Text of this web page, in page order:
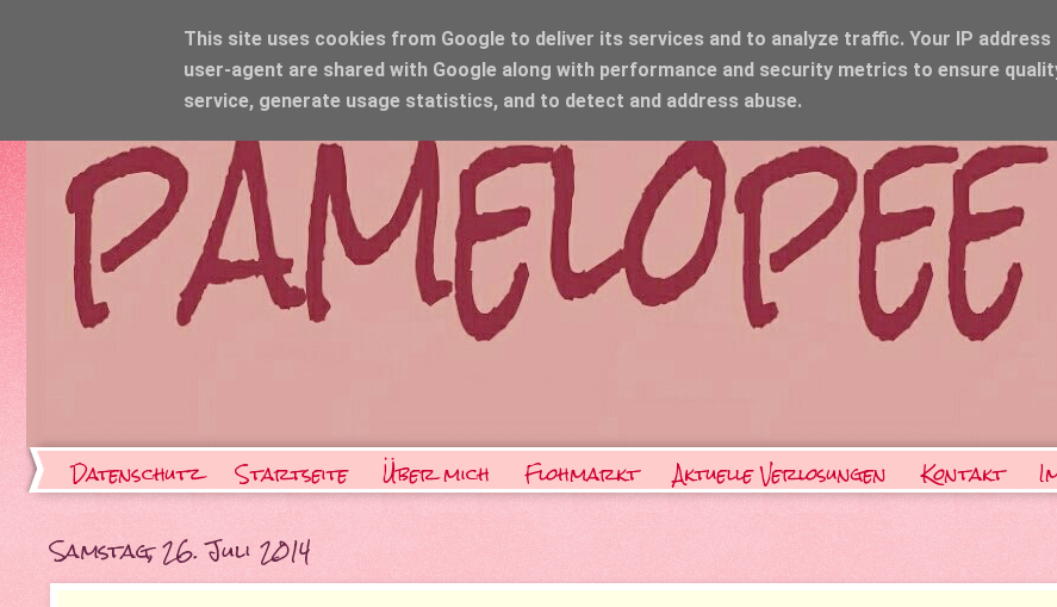
Datenschutz Startseite Über mich Flohmarkt Aktuelle Verlosungen Kontakt
Samstag, 26. Juli 2014
This site uses cookies from Google to deliver its services and to analyze traffic. Your IP address
user-agent are shared with Google along with performance and security metrics to ensure
service, generate usage statistics, and to detect and address abuse.